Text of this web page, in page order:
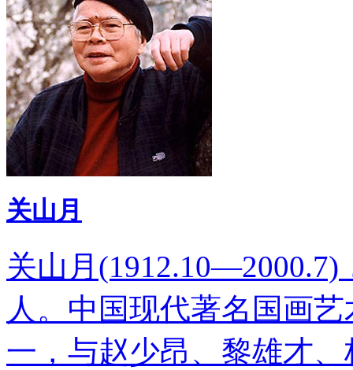
关山月
关山月
人。中国现代著名国画
一，与赵少昂、黎雄才